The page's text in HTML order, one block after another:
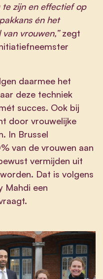
zijn en effectief op
én het
vrouwen,” zegt
daarmee het
deze techniek
succes. Ook bij
door vrouwelijke
In Brussel
van de vrouwen aan
vermijden uit
Dat is volgens
Mahdi een